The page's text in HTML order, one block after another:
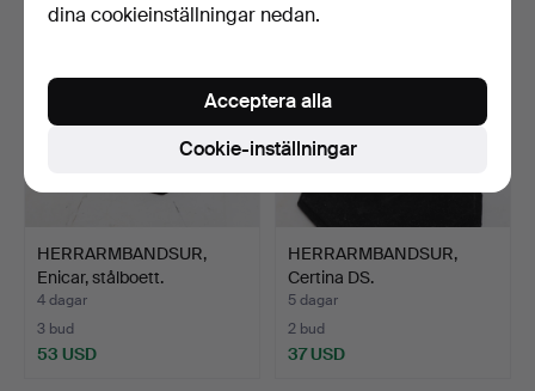
HERRARMBANDSUR,
Enicar, stålboett.
4 dagar
3 bud
53 USD
HERRARMBANDSUR,
Certina DS.
5 dagar
2 bud
37 USD
dina cookieinställningar nedan.
Cookie-inställningar
Acceptera alla